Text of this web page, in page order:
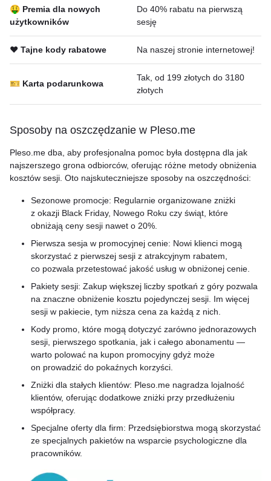
🤑 Premia dla nowych
użytkowników
Do 40% rabatu na pierwszą
sesję
❤️ Tajne kody rabatowe Na naszej stronie internetowej!
🎫 Karta podarunkowa
Tak, od 199 złotych do 3180
złotych
Sposoby na oszczędzanie w Pleso.me
Pleso.me dba, aby profesjonalna pomoc była dostępna dla jak
najszerszego grona odbiorców, oferując różne metody obniżenia
kosztów sesji. Oto najskuteczniejsze sposoby na oszczędności:
Sezonowe promocje: Regularnie organizowane zniżki
z okazji Black Friday, Nowego Roku czy świąt, które
obniżają ceny sesji nawet o 20%.
Pierwsza sesja w promocyjnej cenie: Nowi klienci mogą
skorzystać z pierwszej sesji z atrakcyjnym rabatem,
co pozwala przetestować jakość usług w obniżonej cenie.
Pakiety sesji: Zakup większej liczby spotkań z góry pozwala
na znaczne obniżenie kosztu pojedynczej sesji. Im więcej
sesji w pakiecie, tym niższa cena za każdą z nich.
Kody promo, które mogą dotyczyć zarówno jednorazowych
sesji, pierwszego spotkania, jak i całego abonamentu —
warto polować na kupon promocyjny gdyż może
on prowadzić do pokaźnych korzyści.
Zniżki dla stałych klientów: Pleso.me nagradza lojalność
klientów, oferując dodatkowe zniżki przy przedłużeniu
współpracy.
Specjalne oferty dla firm: Przedsiębiorstwa mogą skorzystać
ze specjalnych pakietów na wsparcie psychologiczne dla
pracowników.